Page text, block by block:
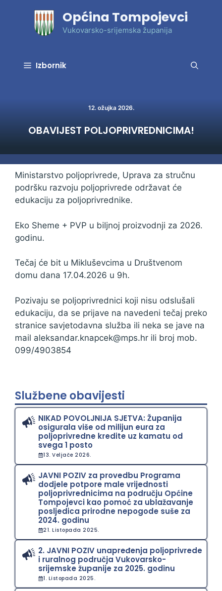
Općina Tompojevci
Vukovarsko-srijemska županija
Izbornik
12. ožujka 2026.
OBAVIJEST POLJOPRIVREDNICIMA!
Ministarstvo poljoprivrede, Uprava za stručnu
podršku razvoju poljoprivrede održavat će
edukaciju za poljoprivrednike.
Eko Sheme + PVP u biljnoj proizvodnji za 2026.
godinu.
Tečaj će bit u Mikluševcima u Društvenom
domu dana 17.04.2026 u 9h.
Pozivaju se poljoprivrednici koji nisu odslušali
edukaciju, da se prijave na navedeni tečaj preko
stranice savjetodavna služba ili neka se jave na
mail aleksandar.knapcek@mps.hr ili broj mob.
099/4903854
Službene obavijesti
NIKAD POVOLJNIJA SJETVA: Županija
osigurala više od milijun eura za
poljoprivredne kredite uz kamatu od
svega 1 posto
13. Veljače 2026.
JAVNI POZIV za provedbu Programa
dodjele potpore male vrijednosti
poljoprivrednicima na području Općine
Tompojevci kao pomoć za ublažavanje
posljedica prirodne nepogode suše za
2024. godinu
21. Listopada 2025.
2. JAVNI POZIV unapređenja poljoprivrede
i ruralnog područja Vukovarsko-
srijemske županije za 2025. godinu
1. Listopada 2025.